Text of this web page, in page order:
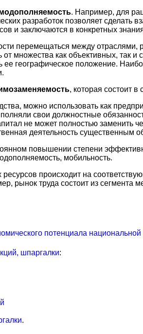
. Например, для
разработок позволяет
и заключаются в конкретных
перемещаться между
от множества как объективных,
ее географическое положение.
, которая состоит в
можно использовать как
свои должностные
не может полностью заменить
деятельность
повышении степени
мобильность.
происходит на
рынок труда состоит из сегмента
потенциала
шпаргалки:
.